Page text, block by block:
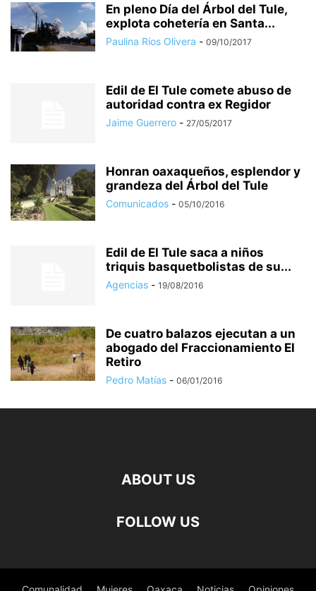
En pleno Día del Árbol del Tule,
explota cohetería en Santa...
Paulina Ríos Olivera - 09/10/2017
Edil de El Tule comete abuso de
autoridad contra ex Regidor
Jaime Guerrero - 27/05/2017
Honran oaxaqueños, esplendor y
grandeza del Árbol del Tule
Comunicados - 05/10/2016
Edil de El Tule saca a niños
triquis basquetbolistas de su...
Agencias - 19/08/2016
De cuatro balazos ejecutan a un
abogado del Fraccionamiento El
Retiro
Pedro Matías - 06/01/2016
ABOUT US
FOLLOW US